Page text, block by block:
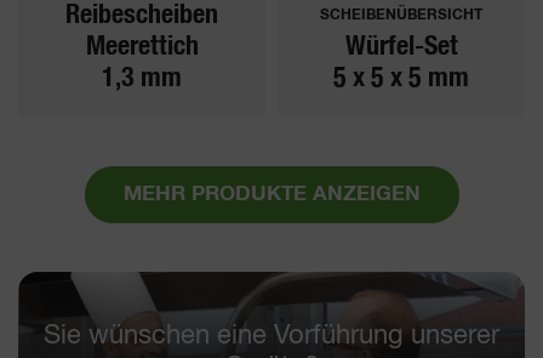
Reibescheiben
Meerettich
1,3 mm
SCHEIBENÜBERSICHT
Würfel-Set
5 x 5 x 5 mm
MEHR PRODUKTE ANZEIGEN
Sie wünschen eine Vorführung unserer